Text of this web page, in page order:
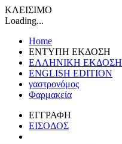
ΚΛΕΙΣΙΜΟ
Loading...
Home
ΕΝΤΥΠΗ ΕΚΔΟΣΗ
ΕΛΛΗΝΙΚΗ ΕΚΔΟΣΗ
ENGLISH EDITION
γαστρονόμος
Φαρμακεία
ΕΓΓΡΑΦΗ
ΕΙΣΟΔΟΣ